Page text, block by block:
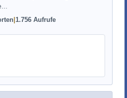
1.756 Aufrufe